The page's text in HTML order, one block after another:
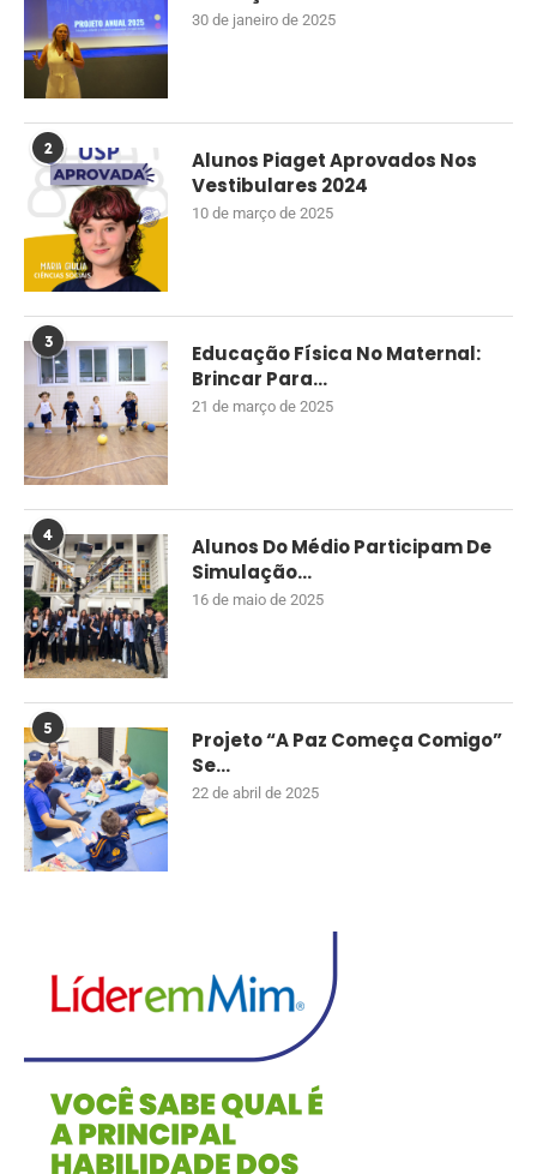
30 de janeiro de 2025
2
Alunos Piaget Aprovados Nos
Vestibulares 2024
10 de março de 2025
3
Educação Física No Maternal:
Brincar Para...
21 de março de 2025
4
Alunos Do Médio Participam De
Simulação...
16 de maio de 2025
5
Projeto “A Paz Começa Comigo”
Se...
22 de abril de 2025